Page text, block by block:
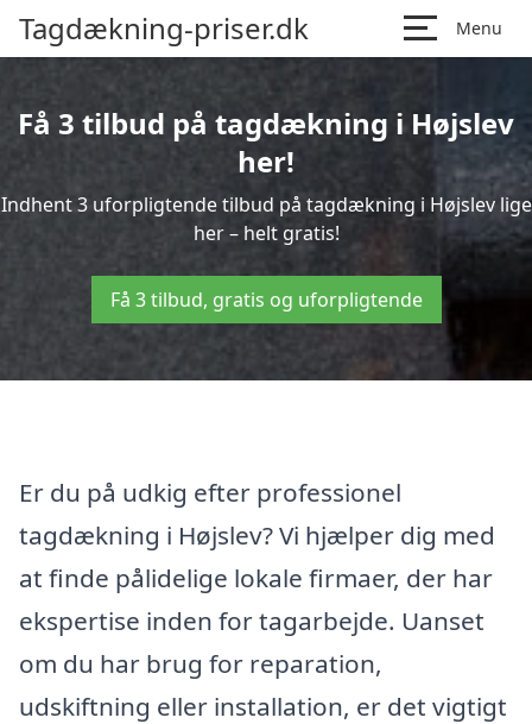
Tagdækning-priser.dk Menu
Få 3 tilbud på tagdækning i Højslev
her!
Indhent 3 uforpligtende tilbud på tagdækning i Højslev lige
her – helt gratis!
Få 3 tilbud, gratis og uforpligtende
Er du på udkig efter professionel
tagdækning i Højslev? Vi hjælper dig med
at finde pålidelige lokale firmaer, der har
ekspertise inden for tagarbejde. Uanset
om du har brug for reparation,
udskiftning eller installation, er det vigtigt